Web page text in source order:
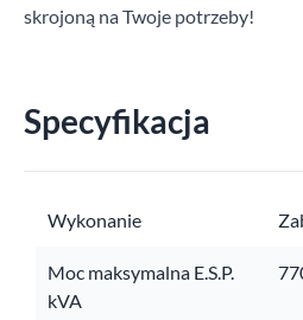
skrojoną na Twoje potrzeby!
Specyfikacja
Wykonanie
Moc maksymalna E.S.P.
kVA